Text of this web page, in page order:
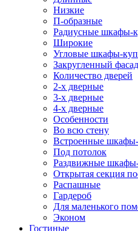
Низкие
П-образные
Радиусные шкафы-
Широкие
Угловые шкафы-
Закругленный фасад
Количество дверей
2-х дверные
3-х дверные
4-х дверные
Особенности
Во всю стену
Встроенные
Под потолок
Раздвижные
Открытая секция
Распашные
Гардероб
Для маленького
Эконом
Гостиные